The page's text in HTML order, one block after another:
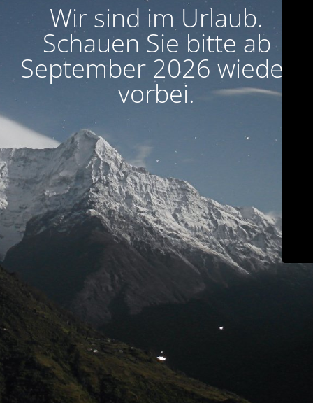
Wir sind im Urlaub.
Schauen Sie bitte ab
September 2026 wieder
vorbei.